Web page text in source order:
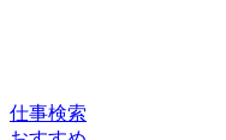
仕事検索